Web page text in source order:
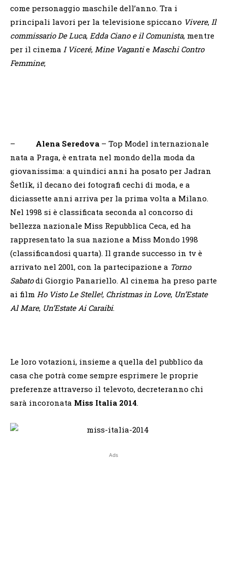
come personaggio maschile dell’anno. Tra i
principali lavori per la televisione spiccano Vivere, Il
commissario De Luca, Edda Ciano e il Comunista, mentre
per il cinema I Viceré, Mine Vagantie Maschi Contro
Femmine;
– Alena Seredova – Top Model internazionale
nata a Praga, è entrata nel mondo della moda da
giovanissima: a quindici anni ha posato per Jadran
Šetlík, il decano dei fotografi cechi di moda, e a
diciassette anni arriva per la prima volta a Milano.
Nel 1998 si è classificata seconda al concorso di
bellezza nazionale Miss Repubblica Ceca, ed ha
rappresentato la sua nazione a Miss Mondo 1998
(classificandosi quarta). Il grande successo in tv è
arrivato nel 2001, con la partecipazione a Torno
Sabatodi Giorgio Panariello. Al cinema ha preso parte
ai film Ho Visto Le Stelle!, Christmas in Love, Un’Estate
Al Mare, Un’Estate Ai Caraibi.
Le loro votazioni, insieme a quella del pubblico da
casa che potrà come sempre esprimere le proprie
preferenze attraverso il televoto, decreteranno chi
sarà incoronata Miss Italia 2014.
Ads